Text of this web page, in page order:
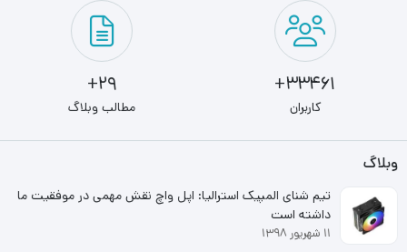
33461+
کاربران
29+
مطالب وبلاگ
وبلاگ
تیم شنای المپیک استرالیا: اپل واچ نقش مهمی در موفقیت ما
داشته است
۱۱ شهریور ۱۳۹۸